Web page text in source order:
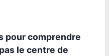
pour comprendre
le centre de